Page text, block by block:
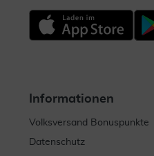
Informationen
Volksversand Bonuspunkte
Datenschutz